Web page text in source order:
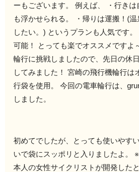
ーもございます。 例えば、 ・行き
も浮かせられる。 ・帰りは運搬！(
したい。) というプランも人気です
可能！ とっても楽でオススメですよ
輪行に挑戦しましたので、先日の休
してみました！ 宮崎の飛行機輪行は
行袋を使用。 今回の電車輪行は、
しました。
初めてでしたが、とっても使いやす
いで袋にスッポリと入りましたよ。
本人の女性サイクリストが開発した